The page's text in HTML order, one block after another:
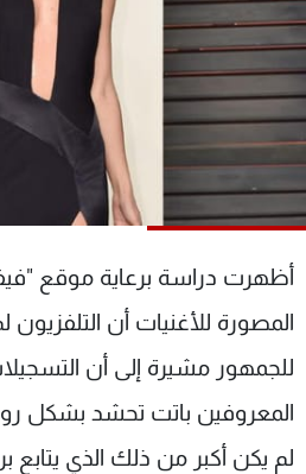
أظهرت دراسة برعاية موقع
المصورة للأغنيات أن التلفزيون
للجمهور مشيرة إلى أن
المعروفين باتت تحشد بشكل
لم يكن أكبر من ذلك الذي يتابع
كأس العالم
البرامج
جدول البرامج
شاهد البرامج
الترددات
الإنـتـاج
تواصل
سياسة